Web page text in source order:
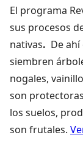
El programa
sus procesos
nativas. De
siembren
nogales,
son
los suelos,
son frutales.